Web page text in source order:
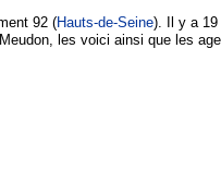
92 (Hauts-de-Seine). Il y a 19
les voici ainsi que les